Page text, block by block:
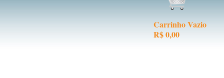
Carrinho Vazio
R$ 0,00